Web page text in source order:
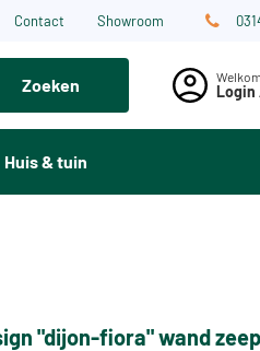
Contact Showroom
Zoeken Login
Huis & tuin
"dijon-fiora" wand